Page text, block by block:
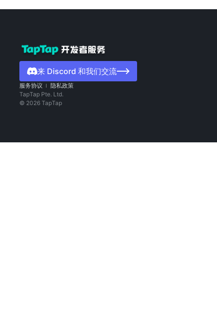
来 Discord 和我们交流
服务协议
隐私政策
TapTap Pte. Ltd.
© 2026 TapTap